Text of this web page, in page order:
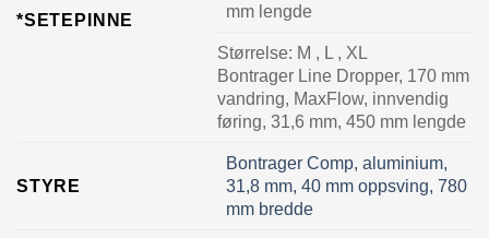
*SETEPINNE
mm lengde
Størrelse: M , L , XL
Bontrager Line Dropper, 170 mm
vandring, MaxFlow, innvendig
føring, 31,6 mm, 450 mm lengde
STYRE
Bontrager Comp, aluminium,
31,8 mm, 40 mm oppsving, 780
mm bredde